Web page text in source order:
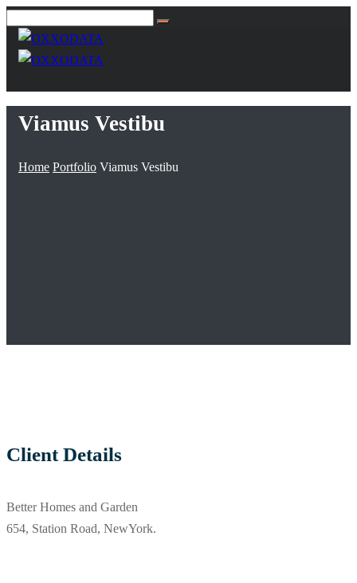
Viamus Vestibu
Home Portfolio Viamus Vestibu
Client Details
Better Homes and Garden
654, Station Road, NewYork.